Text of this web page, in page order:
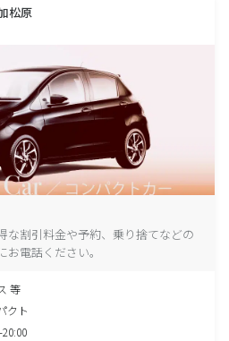
松原
な割引料金や予約、乗り捨てなどの
電話ください。
等
クト
20:00